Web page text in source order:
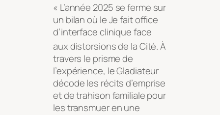
« L’année 2025 se ferme sur
un bilan où le Je fait office
d’interface clinique face
aux distorsions de la Cité. À
travers le prisme de
l’expérience, le Gladiateur
décode les récits d’emprise
et de trahison familiale pour
les transmuer en une